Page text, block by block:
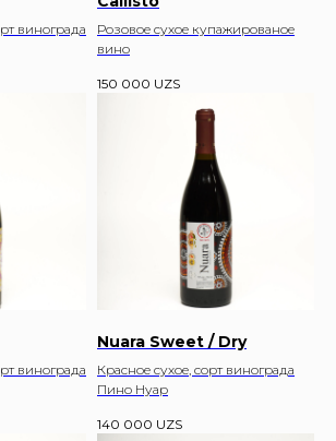
винограда
Розовое сухое купажированое
вино
150 000 UZS
винограда
Nuara Sweet / Dry
Красное сухое, сорт винограда
Пино Нуар
140 000 UZS